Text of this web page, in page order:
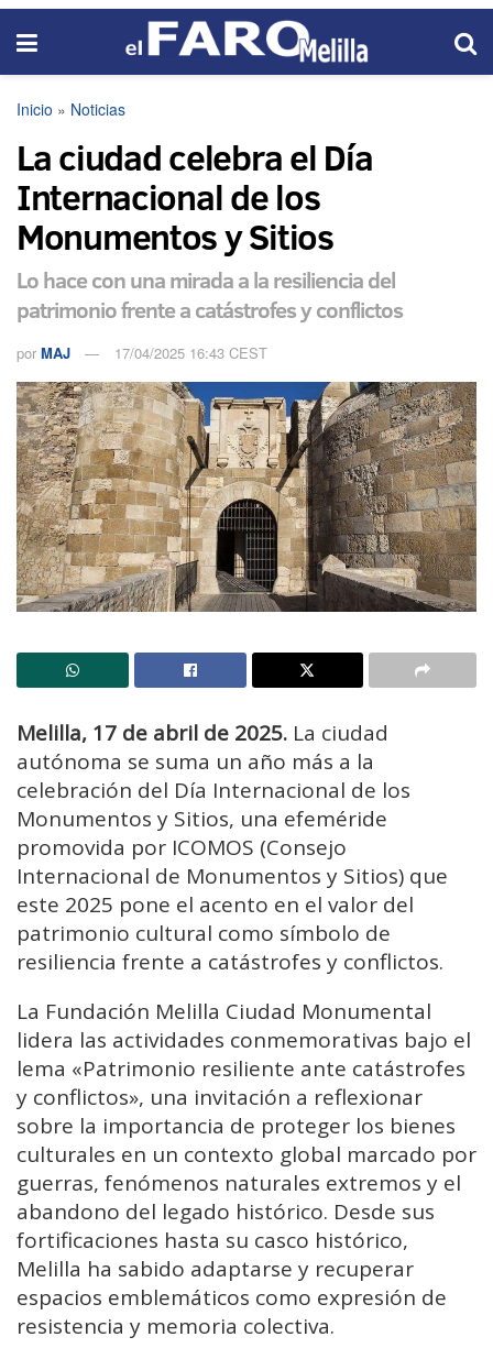
Inicio » Noticias
La ciudad celebra el Día
Internacional de los
Monumentos y Sitios
Lo hace con una mirada a la resiliencia del
patrimonio frente a catástrofes y conflictos
por MAJ 17/04/2025 16:43 CEST
Melilla, 17 de abril de 2025. La ciudad
autónoma se suma un año más a la
celebración del Día Internacional de los
Monumentos y Sitios, una efeméride
promovida por ICOMOS (Consejo
Internacional de Monumentos y Sitios) que
este 2025 pone el acento en el valor del
patrimonio cultural como símbolo de
resiliencia frente a catástrofes y conflictos.
La Fundación Melilla Ciudad Monumental
lidera las actividades conmemorativas bajo el
lema «Patrimonio resiliente ante catástrofes
y conflictos», una invitación a reflexionar
sobre la importancia de proteger los bienes
culturales en un contexto global marcado por
guerras, fenómenos naturales extremos y el
abandono del legado histórico. Desde sus
fortificaciones hasta su casco histórico,
Melilla ha sabido adaptarse y recuperar
espacios emblemáticos como expresión de
resistencia y memoria colectiva.